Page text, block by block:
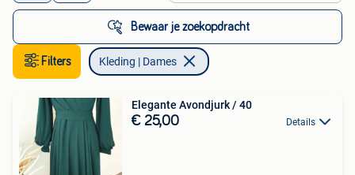
Bewaar je zoekopdracht
Filters Kleding | Dames
Elegante Avondjurk / 40
€ 25,00 Details